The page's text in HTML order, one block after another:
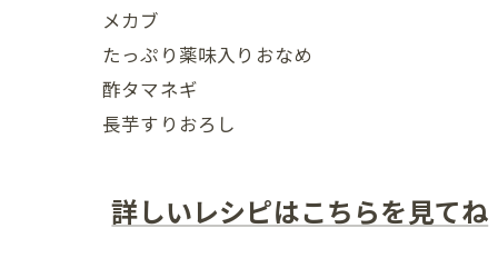
メカブ
たっぷり薬味入りおなめ
酢タマネギ
長芋すりおろし
詳しいレシピはこちらを見てね